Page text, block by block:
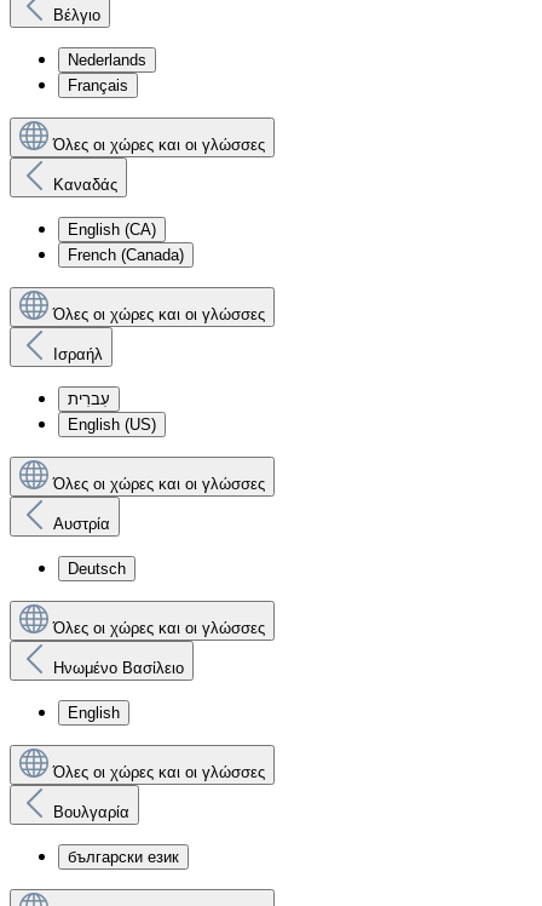
Βέλγιο
Nederlands
Français
Όλες οι χώρες και οι γλώσσες
Καναδάς
English (CA)
French (Canada)
Όλες οι χώρες και οι γλώσσες
Ισραήλ
עִברִית
English (US)
Όλες οι χώρες και οι γλώσσες
Αυστρία
Deutsch
Όλες οι χώρες και οι γλώσσες
Ηνωμένο Βασίλειο
English
Όλες οι χώρες και οι γλώσσες
Βουλγαρία
български език